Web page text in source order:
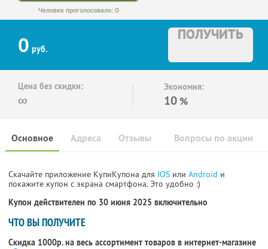
Человек проголосовало: 0
0 руб.
ПОЛУЧИТЬ
Цена без скидки:
∞
Экономия:
10 %
Основное Отзывы Вопросы по акции
Адреса
Скачайте приложение КупиКупона для IOS или Android и
покажите купон с экрана смартфона. Это удобно :)
Купон действителен по 30 июня 2025 включительно
ЧТО ВЫ ПОЛУЧИТЕ
Скидка 1000р. на весь ассортимент товаров в интернет-магазине